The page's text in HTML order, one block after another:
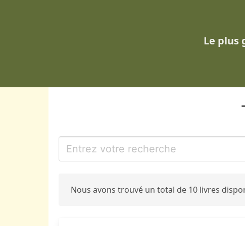
Le plus
Nous avons trouvé un total de 10 livres